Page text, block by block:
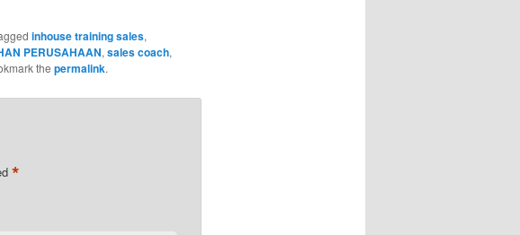
inhouse training sales,
PERUSAHAAN, sales coach,
the permalink.
*